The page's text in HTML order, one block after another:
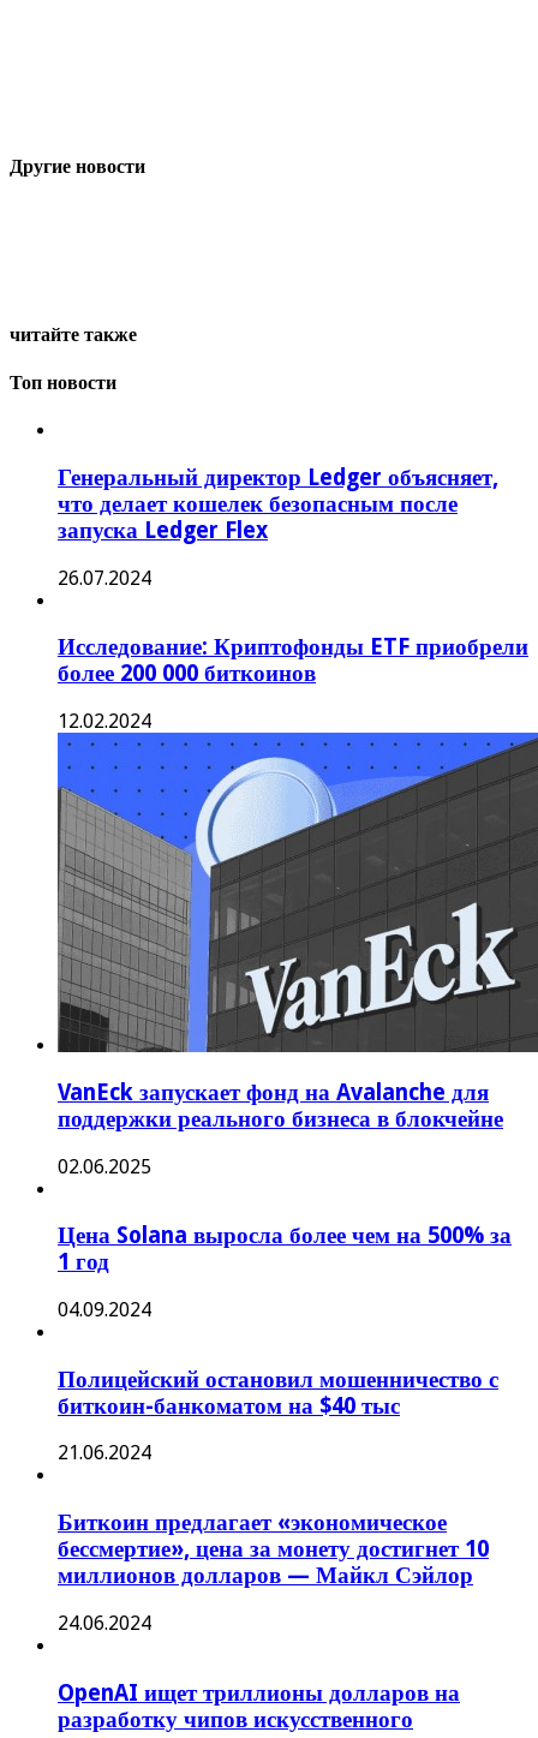
Другие новости
читайте также
Топ новости
Генеральный директор Ledger объясняет,
что делает кошелек безопасным после
запуска Ledger Flex
26.07.2024
Исследование: Криптофонды ETF приобрели
более 200 000 биткоинов
12.02.2024
VanEck запускает фонд на Avalanche для
поддержки реального бизнеса в блокчейне
02.06.2025
Цена Solana выросла более чем на 500% за
1 год
04.09.2024
Полицейский остановил мошенничество с
биткоин-банкоматом на $40 тыс
21.06.2024
Биткоин предлагает «экономическое
бессмертие», цена за монету достигнет 10
миллионов долларов — Майкл Сэйлор
24.06.2024
OpenAI ищет триллионы долларов на
разработку чипов искусственного